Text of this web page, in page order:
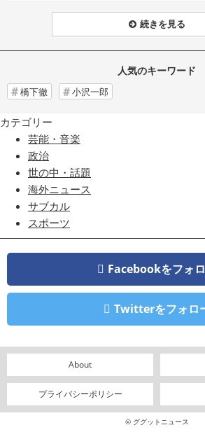
続きを見る
人気のキーワード
橋下徹 小沢一郎
カテゴリー
芸能・音楽
政治
世の中・話題
海外ニュース
サブカル
スポーツ
Facebookをフォ
Twitterをフォロ
About
プライバシーポリシー
© ググットニュース